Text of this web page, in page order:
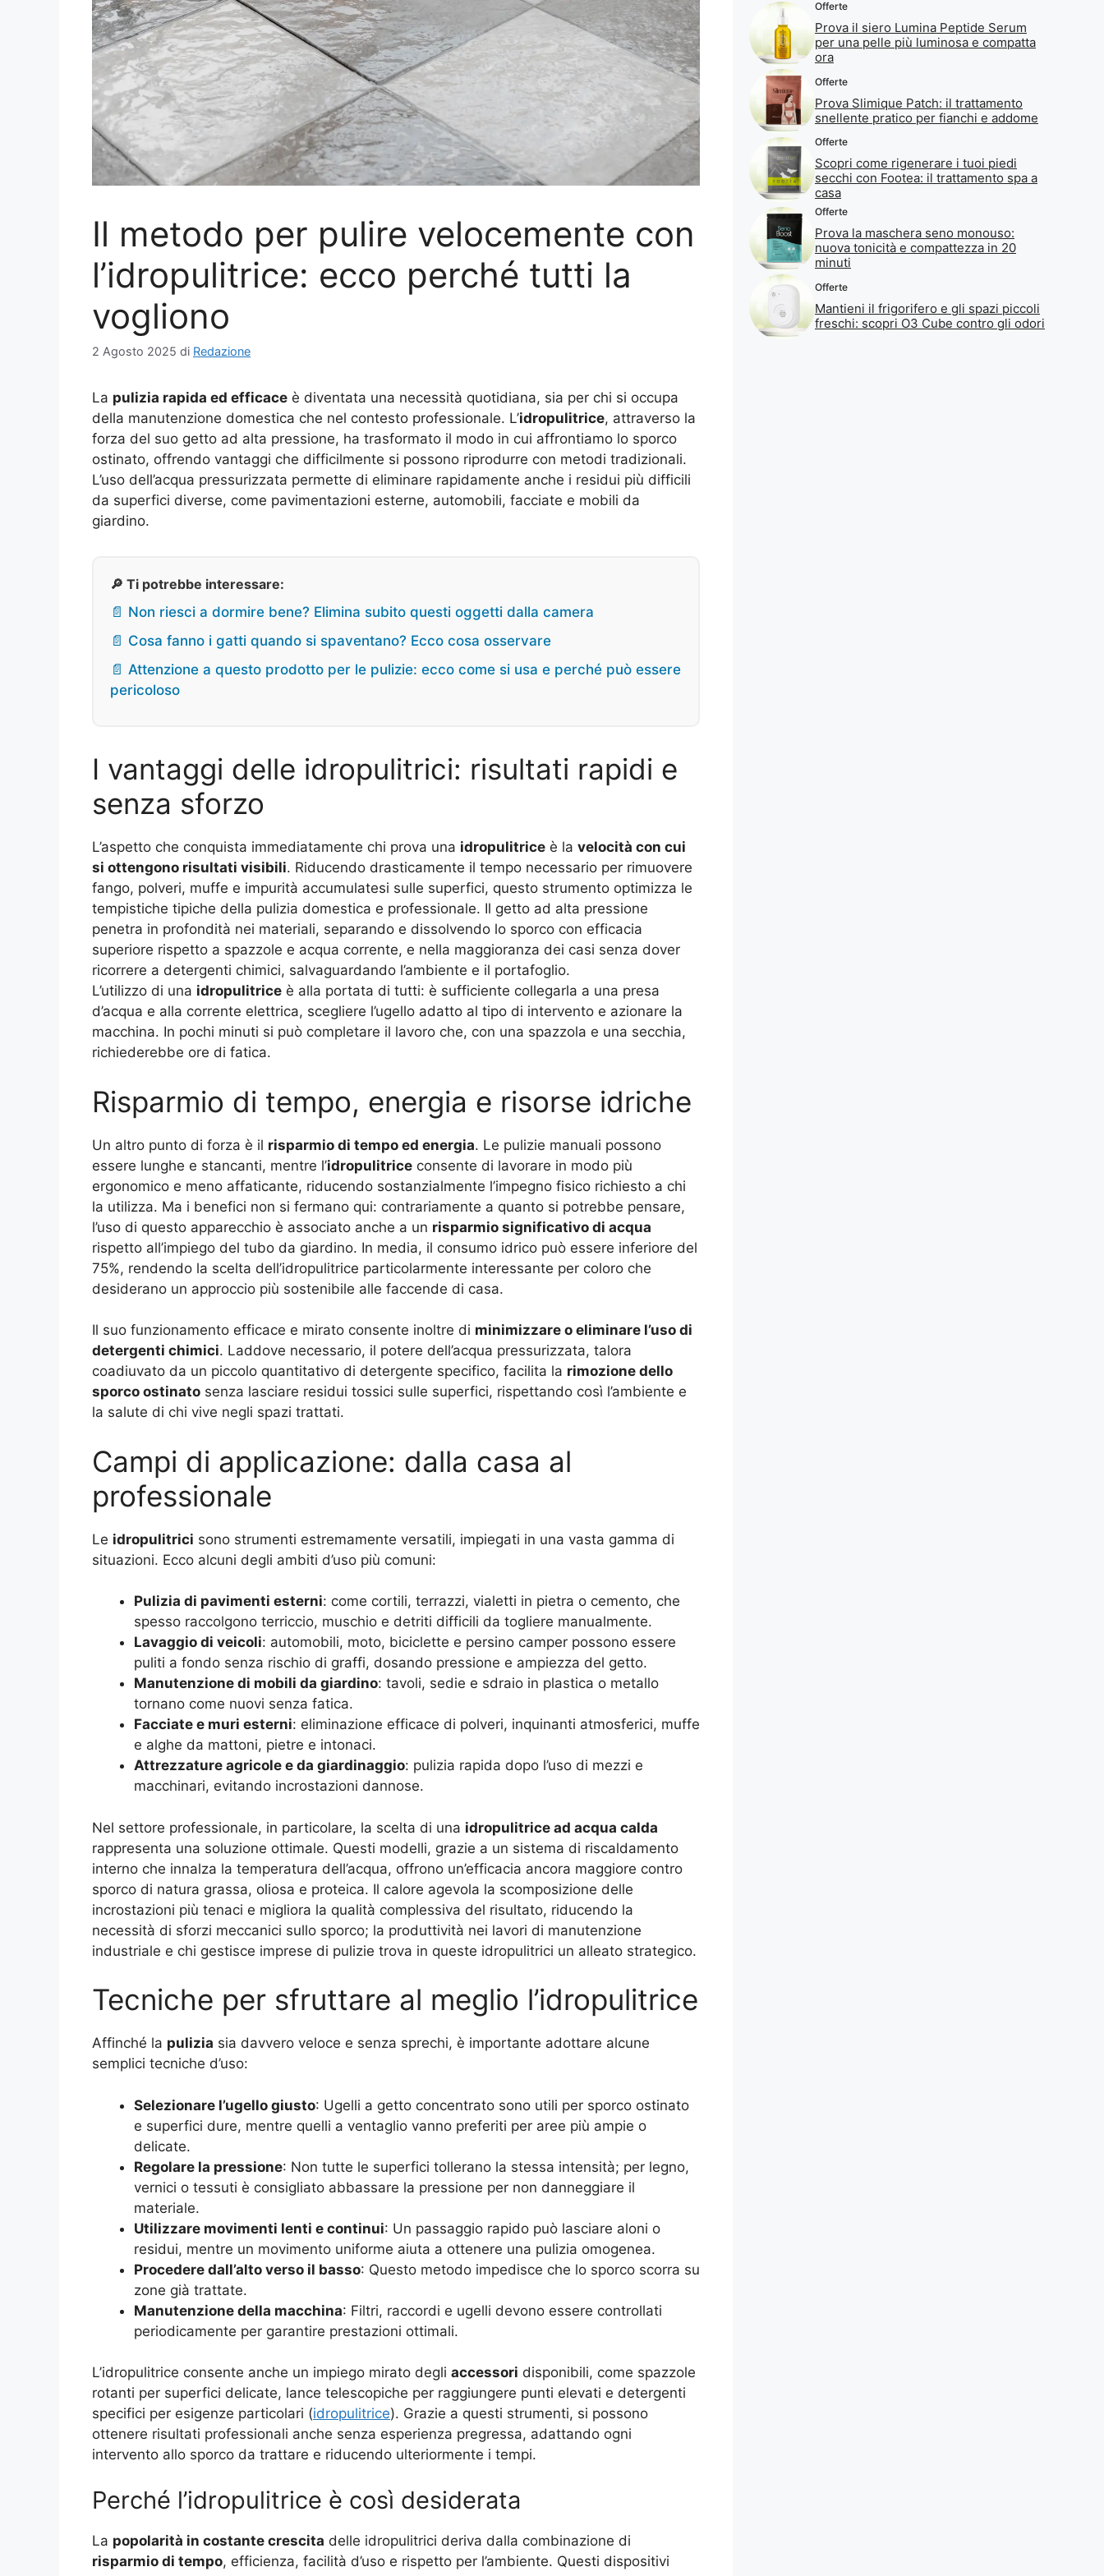
Il metodo per pulire velocemente con
l’idropulitrice: ecco perché tutti la
vogliono
2 Agosto 2025 di Redazione
La pulizia rapida ed efficace è diventata una necessità quotidiana, sia per chi si occupa
della manutenzione domestica che nel contesto professionale. L’idropulitrice, attraverso la
forza del suo getto ad alta pressione, ha trasformato il modo in cui affrontiamo lo sporco
ostinato, offrendo vantaggi che difficilmente si possono riprodurre con metodi tradizionali.
L’uso dell’acqua pressurizzata permette di eliminare rapidamente anche i residui più difficili
da superfici diverse, come pavimentazioni esterne, automobili, facciate e mobili da
giardino.
🔎 Ti potrebbe interessare:
📄 Non riesci a dormire bene? Elimina subito questi oggetti dalla camera
📄 Cosa fanno i gatti quando si spaventano? Ecco cosa osservare
📄 Attenzione a questo prodotto per le pulizie: ecco come si usa e perché può essere
pericoloso
I vantaggi delle idropulitrici: risultati rapidi e
senza sforzo
L’aspetto che conquista immediatamente chi prova una idropulitrice è la velocità con cui
si ottengono risultati visibili. Riducendo drasticamente il tempo necessario per rimuovere
fango, polveri, muffe e impurità accumulatesi sulle superfici, questo strumento optimizza le
tempistiche tipiche della pulizia domestica e professionale. Il getto ad alta pressione
penetra in profondità nei materiali, separando e dissolvendo lo sporco con efficacia
superiore rispetto a spazzole e acqua corrente, e nella maggioranza dei casi senza dover
ricorrere a detergenti chimici, salvaguardando l’ambiente e il portafoglio.
L’utilizzo di una idropulitrice è alla portata di tutti: è sufficiente collegarla a una presa
d’acqua e alla corrente elettrica, scegliere l’ugello adatto al tipo di intervento e azionare la
macchina. In pochi minuti si può completare il lavoro che, con una spazzola e una secchia,
richiederebbe ore di fatica.
Risparmio di tempo, energia e risorse idriche
Un altro punto di forza è il risparmio di tempo ed energia. Le pulizie manuali possono
essere lunghe e stancanti, mentre l’idropulitrice consente di lavorare in modo più
ergonomico e meno affaticante, riducendo sostanzialmente l’impegno fisico richiesto a chi
la utilizza. Ma i benefici non si fermano qui: contrariamente a quanto si potrebbe pensare,
l’uso di questo apparecchio è associato anche a un risparmio significativo di acqua
rispetto all’impiego del tubo da giardino. In media, il consumo idrico può essere inferiore del
75%, rendendo la scelta dell’idropulitrice particolarmente interessante per coloro che
desiderano un approccio più sostenibile alle faccende di casa.
Il suo funzionamento efficace e mirato consente inoltre di minimizzare o eliminare l’uso di
detergenti chimici. Laddove necessario, il potere dell’acqua pressurizzata, talora
coadiuvato da un piccolo quantitativo di detergente specifico, facilita la rimozione dello
sporco ostinato senza lasciare residui tossici sulle superfici, rispettando così l’ambiente e
la salute di chi vive negli spazi trattati.
Campi di applicazione: dalla casa al
professionale
Le idropulitrici sono strumenti estremamente versatili, impiegati in una vasta gamma di
situazioni. Ecco alcuni degli ambiti d’uso più comuni:
Pulizia di pavimenti esterni: come cortili, terrazzi, vialetti in pietra o cemento, che
spesso raccolgono terriccio, muschio e detriti difficili da togliere manualmente.
Lavaggio di veicoli: automobili, moto, biciclette e persino camper possono essere
puliti a fondo senza rischio di graffi, dosando pressione e ampiezza del getto.
Manutenzione di mobili da giardino: tavoli, sedie e sdraio in plastica o metallo
tornano come nuovi senza fatica.
Facciate e muri esterni: eliminazione efficace di polveri, inquinanti atmosferici, muffe
e alghe da mattoni, pietre e intonaci.
Attrezzature agricole e da giardinaggio: pulizia rapida dopo l’uso di mezzi e
macchinari, evitando incrostazioni dannose.
Nel settore professionale, in particolare, la scelta di una idropulitrice ad acqua calda
rappresenta una soluzione ottimale. Questi modelli, grazie a un sistema di riscaldamento
interno che innalza la temperatura dell’acqua, offrono un’efficacia ancora maggiore contro
sporco di natura grassa, oliosa e proteica. Il calore agevola la scomposizione delle
incrostazioni più tenaci e migliora la qualità complessiva del risultato, riducendo la
necessità di sforzi meccanici sullo sporco; la produttività nei lavori di manutenzione
industriale e chi gestisce imprese di pulizie trova in queste idropulitrici un alleato strategico.
Tecniche per sfruttare al meglio l’idropulitrice
Affinché la pulizia sia davvero veloce e senza sprechi, è importante adottare alcune
semplici tecniche d’uso:
Selezionare l’ugello giusto: Ugelli a getto concentrato sono utili per sporco ostinato
e superfici dure, mentre quelli a ventaglio vanno preferiti per aree più ampie o
delicate.
Regolare la pressione: Non tutte le superfici tollerano la stessa intensità; per legno,
vernici o tessuti è consigliato abbassare la pressione per non danneggiare il
materiale.
Utilizzare movimenti lenti e continui: Un passaggio rapido può lasciare aloni o
residui, mentre un movimento uniforme aiuta a ottenere una pulizia omogenea.
Procedere dall’alto verso il basso: Questo metodo impedisce che lo sporco scorra su
zone già trattate.
Manutenzione della macchina: Filtri, raccordi e ugelli devono essere controllati
periodicamente per garantire prestazioni ottimali.
L’idropulitrice consente anche un impiego mirato degli accessori disponibili, come spazzole
rotanti per superfici delicate, lance telescopiche per raggiungere punti elevati e detergenti
specifici per esigenze particolari (idropulitrice). Grazie a questi strumenti, si possono
ottenere risultati professionali anche senza esperienza pregressa, adattando ogni
intervento allo sporco da trattare e riducendo ulteriormente i tempi.
Perché l’idropulitrice è così desiderata
La popolarità in costante crescita delle idropulitrici deriva dalla combinazione di
risparmio di tempo, efficienza, facilità d’uso e rispetto per l’ambiente. Questi dispositivi
Offerte
Prova il siero Lumina Peptide Serum
per una pelle più luminosa e compatta
ora
Offerte
Prova Slimique Patch: il trattamento
snellente pratico per fianchi e addome
Offerte
Scopri come rigenerare i tuoi piedi
secchi con Footea: il trattamento spa a
casa
Offerte
Prova la maschera seno monouso:
nuova tonicità e compattezza in 20
minuti
Offerte
Mantieni il frigorifero e gli spazi piccoli
freschi: scopri O3 Cube contro gli odori